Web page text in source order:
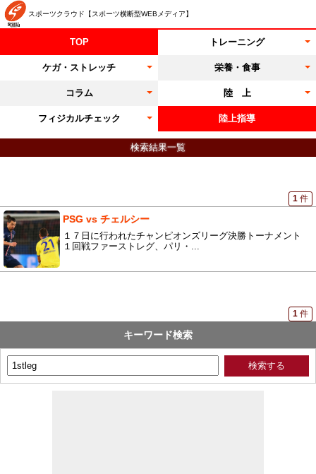
スポーツクラウド【スポーツ横断型WEBメディア】
TOP トレーニング
ケガ・ストレッチ 栄養・食事
コラム 陸 上
フィジカルチェック 陸上指導
検索結果一覧
1 件
PSG vs チェルシー
１７日に行われたチャンピオンズリーグ決勝トーナメント
１回戦ファーストレグ、パリ・...
1 件
キーワード検索